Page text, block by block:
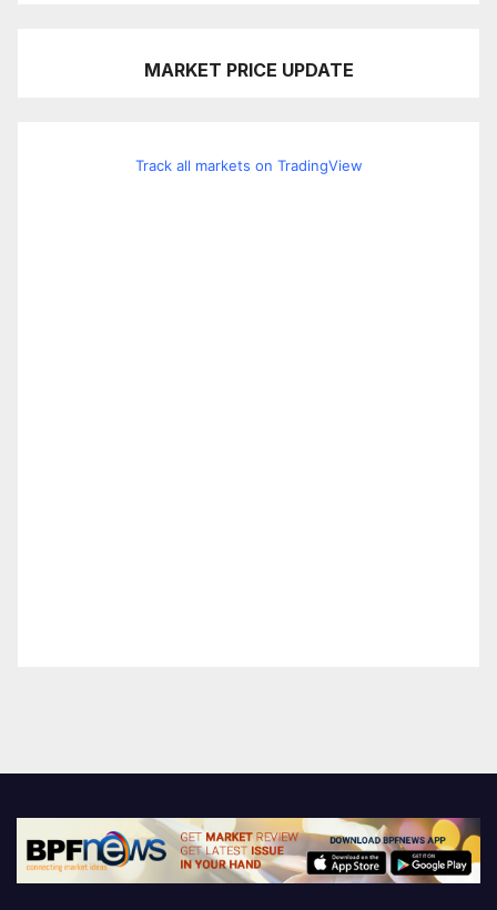
MARKET PRICE UPDATE
Track all markets on TradingView